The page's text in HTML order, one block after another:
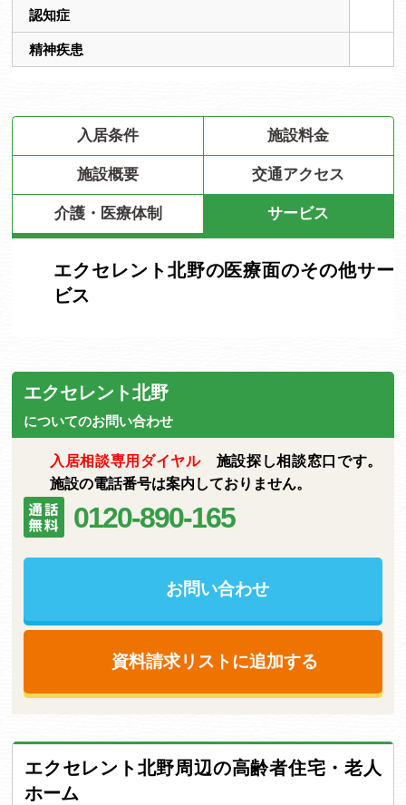
認知症
精神疾患
入居条件 施設料金
施設概要 交通アクセス
介護・医療体制 サービス
エクセレント北野の医療面のその他サー
ビス
エクセレント北野
についてのお問い合わせ
入居相談専用ダイヤル施設探し相談窓口です。
施設の電話番号は案内しておりません。
0120-890-165
お問い合わせ
資料請求リストに追加する
エクセレント北野周辺の高齢者住宅・老人
ホーム